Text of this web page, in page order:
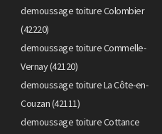
demoussage toiture Colombier
(42220)
demoussage toiture Commelle-
Vernay (42120)
demoussage toiture La Côte-en-
Couzan (42111)
demoussage toiture Cottance